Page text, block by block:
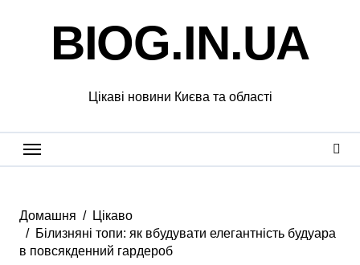
BIOG.IN.UA
Цікаві новини Києва та області
Домашня
Цікаво
Білизняні топи: як вбудувати елегантність будуара
в повсякденний гардероб